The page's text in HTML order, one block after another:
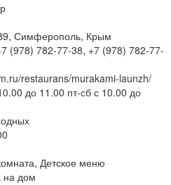
Симферополь, Крым
(978) 782-77-38, +7 (978) 782-77-
restaurans/murakami-launzh/
до 11.00 пт-сб с 10.00 до
Детское меню
на дом